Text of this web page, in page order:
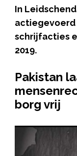
In
actiegevoerd
schrijfacties
2019.
Pakistan
borg vrij